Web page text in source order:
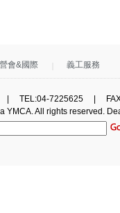
營會&國際 義工服務
| TEL:04-7225625 |
YMCA. All rights reserved.